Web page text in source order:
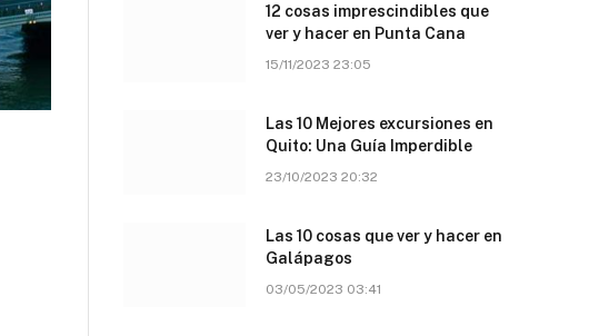
12 cosas imprescindibles que
ver y hacer en Punta Cana
15/11/2023 23:05
Las 10 Mejores excursiones en
Quito: Una Guía Imperdible
23/10/2023 20:32
Las 10 cosas que ver y hacer en
Galápagos
03/05/2023 03:41